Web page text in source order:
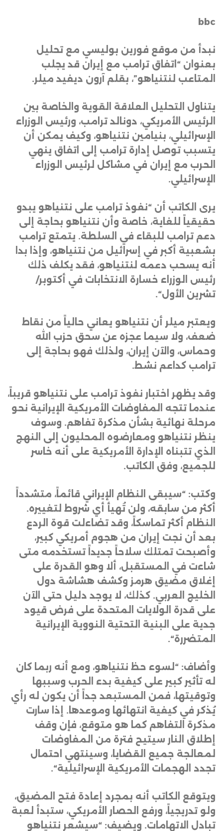
bbc
نبدأ من موقع فورين بوليسي مع تحليل
بعنوان “اتفاق ترامب مع إيران قد يجلب
المتاعب لنتنياهو”، بقلم آرون ديفيد ميلر.
يتناول التحليل العلاقة القوية والخاصة بين
الرئيس الأمريكي، دونالد ترامب، ورئيس الوزراء
الإسرائيلي، بنيامين نتنياهو، وكيف يمكن أن
يتسبب توصل إدارة ترامب إلى اتفاق ينهي
الحرب مع إيران في مشاكل لرئيس الوزراء
الإسرائيلي.
يرى الكاتب أن “نفوذ ترامب على نتنياهو يبدو
حقيقياً للغاية، خاصة وأن نتنياهو بحاجة إلى
دعم ترامب للبقاء في السلطة. يتمتع ترامب
بشعبية أكبر في إسرائيل من نتنياهو، وإذا بدا
أنه يسحب دعمه لنتنياهو، فقد يكلف ذلك
رئيس الوزراء خسارة الانتخابات في أكتوبر/
تشرين الأول“.
ويعتبر ميلر أن نتنياهو يعاني حالياً من نقاط
ضعف، ولا سيما عجزه عن سحق حزب الله
وحماس، والآن إيران، ولذلك فهو بحاجة إلى
ترامب كداعم نشط.
وقد يظهر اختبار نفوذ ترامب على نتنياهو قريباً،
عندما تتجه المفاوضات الأمريكية الإيرانية نحو
مرحلة نهائية بشأن مذكرة تفاهم. وسوف
ينظر نتنياهو ومعارضوه المحليون إلى النهج
الذي تتبناه الإدارة الأمريكية على أنه خاسر
للجميع، وفق الكاتب.
وكتب: “سيبقى النظام الإيراني قائماً، متشدداً
أكثر من سابقه، ولن تُهيأ أي شروط لتغييره.
النظام أكثر تماسكاً، وقد تضاءلت قوة الردع
بعد أن نجت إيران من هجوم أمريكي كبير،
وأصبحت تمتلك سلاحاً جديداً تستخدمه متى
شاءت في المستقبل، ألا وهو القدرة على
إغلاق مضيق هرمز وكشف هشاشة دول
الخليج العربي. كذلك، لا يوجد دليل حتى الآن
على قدرة الولايات المتحدة على فرض قيود
جدية على البنية التحتية النووية الإيرانية
المتضررة“.
وأضاف: “لسوء حظ نتنياهو، ومع أنه ربما كان
له تأثير كبير على كيفية بدء الحرب وسببها
وتوقيتها، فمن المستبعد جداً أن يكون له رأي
يُذكر في كيفية انتهائها وموعدها. إذا سارت
مذكرة التفاهم كما هو متوقع، فإن وقف
إطلاق النار سيتيح فترة من المفاوضات
لمعالجة جميع القضايا، وسينتهي احتمال
تجدد الهجمات الأمريكية الإسرائيلية“.
ويتوقع الكاتب أنه بمجرد إعادة فتح المضيق،
ولو تدريجياً، ورفع الحصار الأمريكي، ستبدأ لعبة
تبادل الاتهامات. ويضيف: “سيشعر نتنياهو